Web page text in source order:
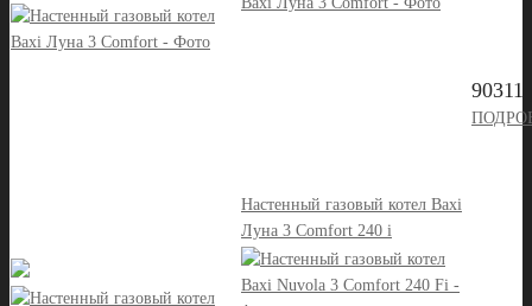
Настенный газовый котел Baxi
Луна 3 Comfort 240 i
90311